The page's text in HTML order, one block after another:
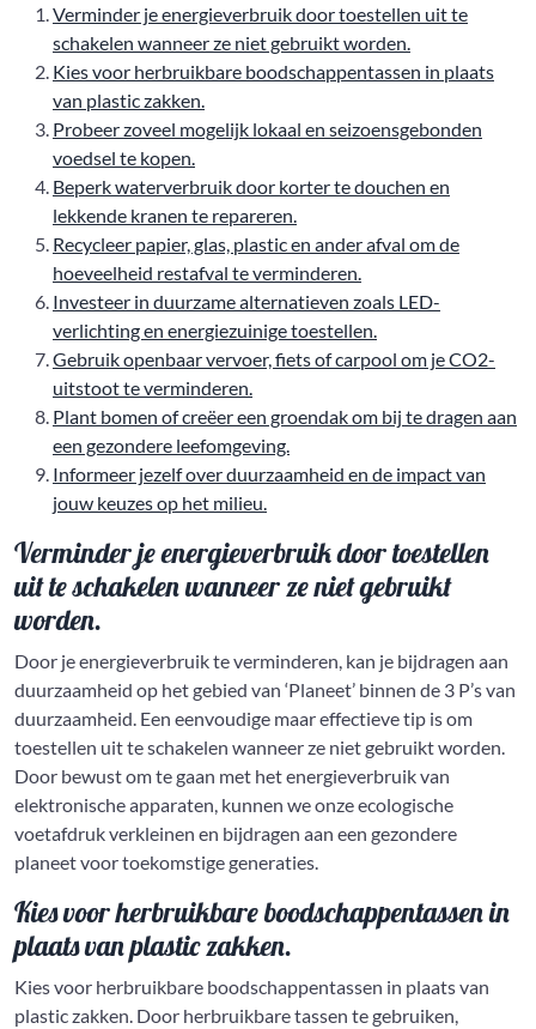
Verminder je energieverbruik door toestellen uit te
schakelen wanneer ze niet gebruikt worden.
Kies voor herbruikbare boodschappentassen in plaats
van plastic zakken.
Probeer zoveel mogelijk lokaal en seizoensgebonden
voedsel te kopen.
Beperk waterverbruik door korter te douchen en
lekkende kranen te repareren.
Recycleer papier, glas, plastic en ander afval om de
hoeveelheid restafval te verminderen.
Investeer in duurzame alternatieven zoals LED-
verlichting en energiezuinige toestellen.
Gebruik openbaar vervoer, fiets of carpool om je CO2-
uitstoot te verminderen.
Plant bomen of creëer een groendak om bij te dragen aan
een gezondere leefomgeving.
Informeer jezelf over duurzaamheid en de impact van
jouw keuzes op het milieu.
Verminder je energieverbruik door toestellen
uit te schakelen wanneer ze niet gebruikt
worden.
Door je energieverbruik te verminderen, kan je bijdragen aan
duurzaamheid op het gebied van ‘Planeet’ binnen de 3 P’s van
duurzaamheid. Een eenvoudige maar effectieve tip is om
toestellen uit te schakelen wanneer ze niet gebruikt worden.
Door bewust om te gaan met het energieverbruik van
elektronische apparaten, kunnen we onze ecologische
voetafdruk verkleinen en bijdragen aan een gezondere
planeet voor toekomstige generaties.
Kies voor herbruikbare boodschappentassen in
plaats van plastic zakken.
Kies voor herbruikbare boodschappentassen in plaats van
plastic zakken. Door herbruikbare tassen te gebruiken,